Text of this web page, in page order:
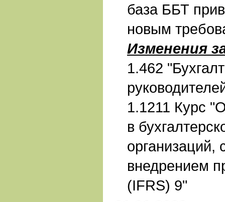
база ББТ
новым
Изменения
1.462
1.1211 Курс
в
организаций,
внедрением
(IFRS) 9"